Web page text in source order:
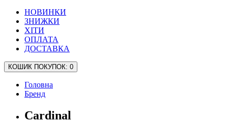
НОВИНКИ
ЗНИЖКИ
ХІТИ
ОПЛАТА
ДОСТАВКА
КОШИК ПОКУПОК: 0
Головна
Бренд
Cardinal